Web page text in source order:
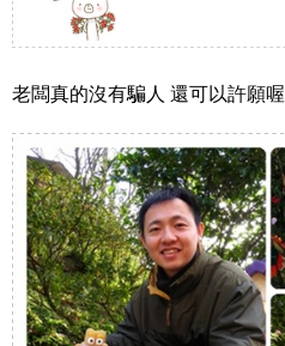
老闆真的沒有騙人 還可以許願喔